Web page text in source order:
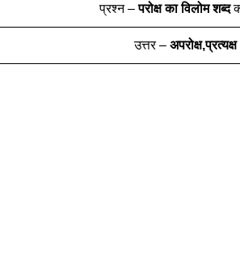
प्रश्न –परोक्ष का विलोम शब्द
उत्तर – अपरोक्ष,प्रत्यक्ष